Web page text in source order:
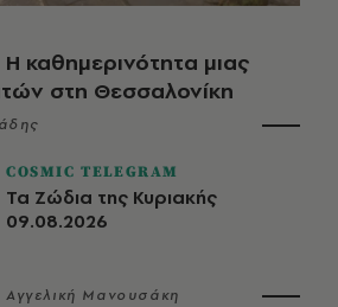
καθημερινότητα μιας
στη Θεσσαλονίκη
COSMIC TELEGRAM
Τα Ζώδια της Κυριακής
09.08.2026
Αγγελική Μανουσάκη